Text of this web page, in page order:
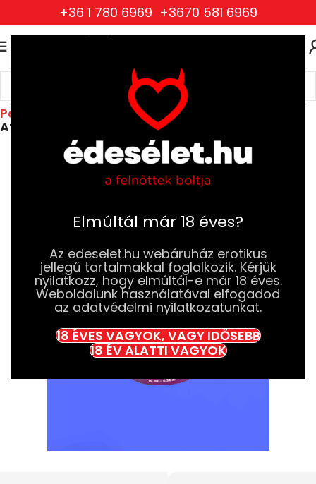
Elmúltál már 18 éves?
Az edeselet.hu webáruház erotikus
jellegű tartalmakkal foglalkozik. Kérjük
nyilatkozz, hogy elmúltál-e már 18 éves.
Weboldalunk használatával elfogadod
az adatvédelmi nyilatkozatunkat.
18 ÉVES VAGYOK, VAGY IDŐSEBB
18 ÉV ALATTI VAGYOK
+36 1 780 6969 +3670 581 6969
Drogéria és Jobb Szexuális Élmény
Jobb Szexuális Élmény
Potencianövelők és Vágyfokozók
Afrodiziákumok, Feromonok